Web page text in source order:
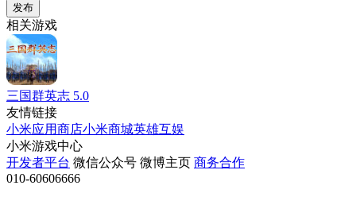
发布
相关游戏
三国群英志 5.0
友情链接
小米应用商店小米商城英雄互娱
小米游戏中心
开发者平台 微信公众号 微博主页 商务合作
010-60606666